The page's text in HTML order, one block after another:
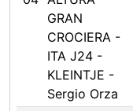
GRAN
CROCIERA -
ITA J24 -
KLEINTJE -
Sergio Orza